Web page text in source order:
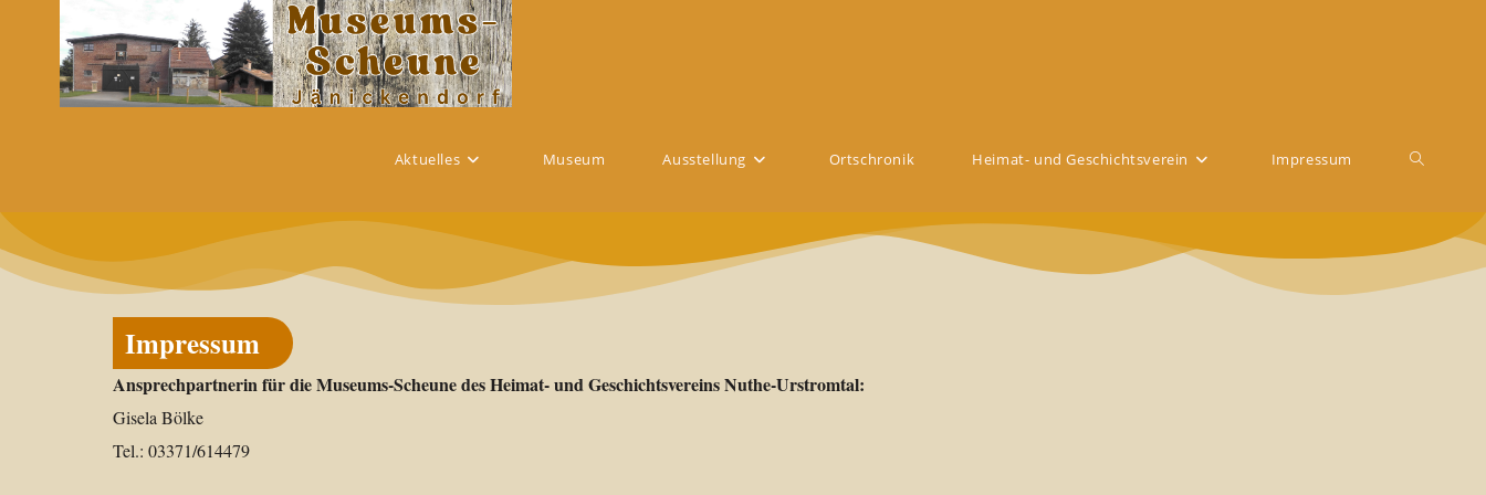
Aktuelles Museum Ausstellung Ortschronik Heimat- und Geschichtsverein Impressum
Impressum
Ansprechpartnerin für die Museums-Scheune des Heimat- und Geschichtsvereins Nuthe-Urstromtal:
Gisela Bölke
Tel.: 03371/614479